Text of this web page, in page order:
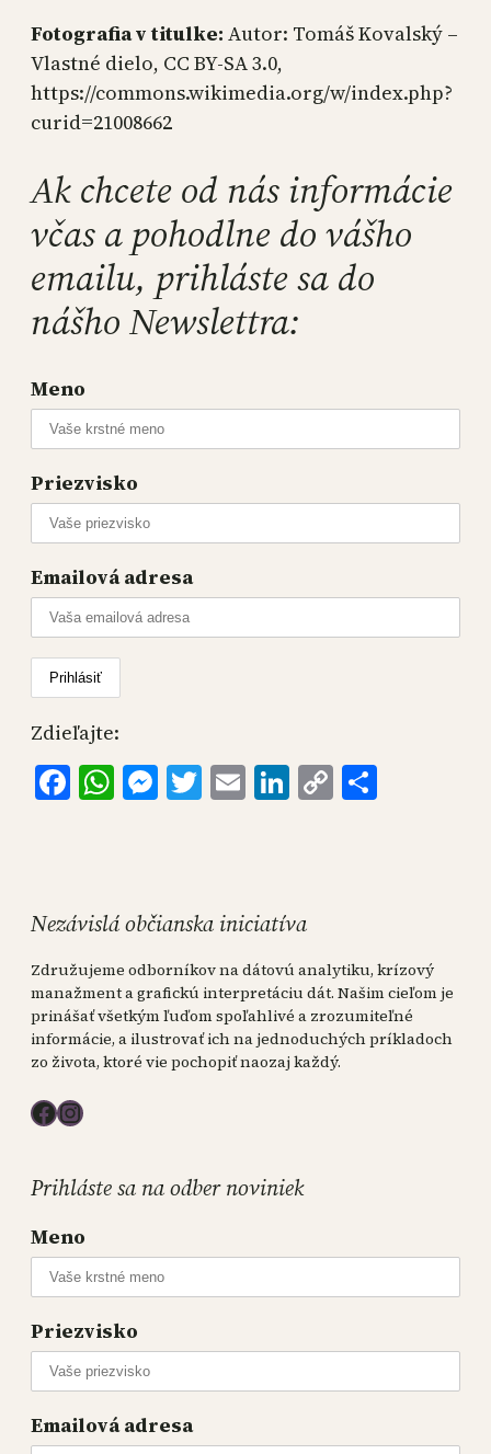
Fotografia v titulke: Autor: Tomáš Kovalský –
Vlastné dielo, CC BY-SA 3.0,
https://commons.wikimedia.org/w/index.php?
curid=21008662
Ak chcete od nás informácie
včas a pohodlne do vášho
emailu, prihláste sa do
nášho Newslettra:
Meno
Priezvisko
Emailová adresa
Zdieľajte:
Facebook
WhatsApp
Messenger
Twitter
EmailLinkedIn
Copy
Nezávislá občianska iniciatíva
Združujeme odborníkov na dátovú analytiku, krízový
manažment a grafickú interpretáciu dát. Našim cieľom je
prinášať všetkým ľuďom spoľahlivé a zrozumiteľné
informácie, a ilustrovať ich na jednoduchých príkladoch
zo života, ktoré vie pochopiť naozaj každý.
Facebook Instagram
Prihláste sa na odber noviniek
Meno
Priezvisko
Emailová adresa